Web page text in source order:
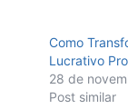
Como
Lucrativo
28 de
Post similar